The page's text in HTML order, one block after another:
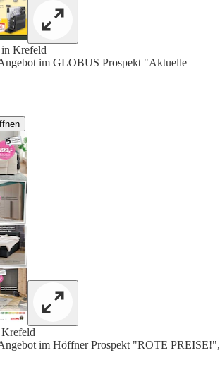
Krefeld
im GLOBUS Prospekt "Aktuelle
im Höffner Prospekt "ROTE PREISE!",